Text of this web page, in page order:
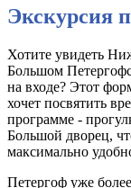
Экскурсия
Хотите увидеть
Большом
на входе? Этот
хочет посвятить
программе -
Большой дворец,
максимально
Петергоф уже